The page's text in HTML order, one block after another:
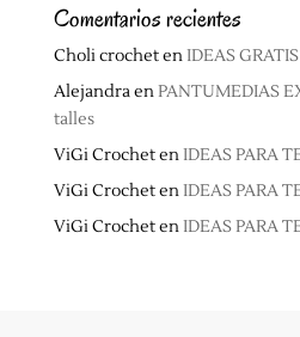
Comentarios recientes
Choli crochetenIDEAS
AlejandraenPANTUMEDIAS
talles
ViGi CrochetenIDEAS PARA
ViGi CrochetenIDEAS PARA
ViGi CrochetenIDEAS PARA